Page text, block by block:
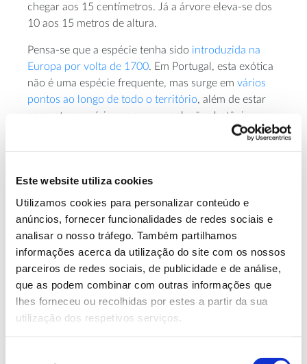
Este website utiliza cookies
Utilizamos cookies para personalizar conteúdo e
anúncios, fornecer funcionalidades de redes sociais e
analisar o nosso tráfego. Também partilhamos
informações acerca da utilização do site com os nossos
parceiros de redes sociais, de publicidade e de análise,
que as podem combinar com outras informações que
lhes forneceu ou recolhidas por estes a partir da sua
utilização dos respetivos serviços.
chegar aos 15 centímetros. Já a árvore eleva-se dos
10 aos 15 metros de altura.
Pensa-se que a espécie tenha sido introduzida na
Europa por volta de 1700. Em Portugal, esta exótica
não é uma espécie frequente, mas surge em vários
pontos ao longo de todo o território, além de estar
presente em vários parques e coleções botânicas.
Além da aplicação ornamental, a sua folhagem foi
traves das ferrovias. As sementes do espinheiro são
como espessante em pastelaria e gelataria.